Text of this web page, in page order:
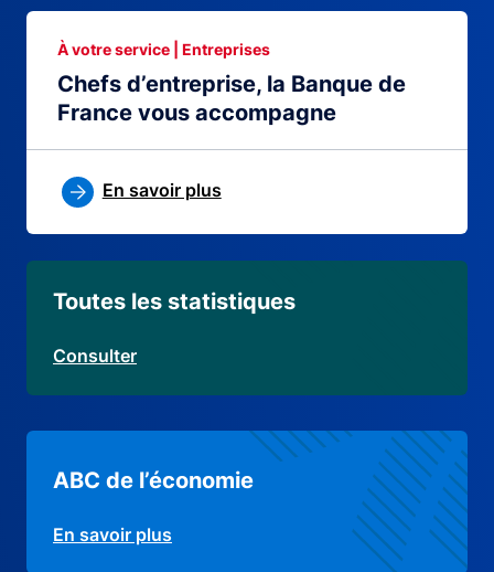
Chefs d’entreprise, la Banque de
France vous accompagne
À votre service | Entreprises
En savoir plus
Toutes les statistiques
Consulter
ABC de l’économie
En savoir plus